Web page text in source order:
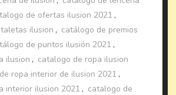
de ofertas ilusion 2021 ,
ilusion , catálogo de premios
de puntos ilusión 2021 ,
ilusion , catalogo de ropa ilusion
ropa interior de ilusion 2021 ,
interior ilusion 2021 , catalogo de